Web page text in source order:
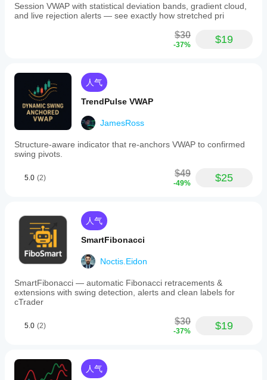
Session VWAP with statistical deviation bands, gradient cloud,
and live rejection alerts — see exactly how stretched pri
$30
-37% $19
人气
TrendPulse VWAP
JamesRoss
Structure-aware indicator that re-anchors VWAP to confirmed
swing pivots.
5.0 (2) $49
-49% $25
人气
SmartFibonacci
Noctis.Eidon
SmartFibonacci — automatic Fibonacci retracements &
extensions with swing detection, alerts and clean labels for
cTrader
5.0 (2) $30
-37% $19
人气